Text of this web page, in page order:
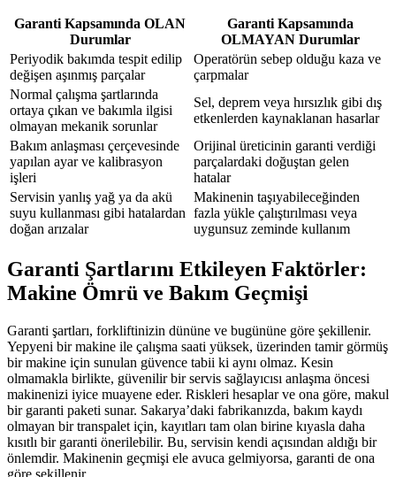
Garanti Kapsamında OLAN
Durumlar
Garanti Kapsamında
OLMAYAN Durumlar
Periyodik bakımda tespit edilip
değişen aşınmış parçalar
Operatörün sebep olduğu kaza ve
çarpmalar
Normal çalışma şartlarında
ortaya çıkan ve bakımla ilgisi
olmayan mekanik sorunlar
Sel, deprem veya hırsızlık gibi dış
etkenlerden kaynaklanan hasarlar
Bakım anlaşması çerçevesinde
yapılan ayar ve kalibrasyon
işleri
Orijinal üreticinin garanti verdiği
parçalardaki doğuştan gelen
hatalar
Servisin yanlış yağ ya da akü
suyu kullanması gibi hatalardan
doğan arızalar
Makinenin taşıyabileceğinden
fazla yükle çalıştırılması veya
uygunsuz zeminde kullanım
Garanti Şartlarını Etkileyen Faktörler:
Makine Ömrü ve Bakım Geçmişi
Garanti şartları, forkliftinizin dününe ve bugününe göre şekillenir.
Yepyeni bir makine ile çalışma saati yüksek, üzerinden tamir görmüş
bir makine için sunulan güvence tabii ki aynı olmaz. Kesin
olmamakla birlikte, güvenilir bir servis sağlayıcısı anlaşma öncesi
makinenizi iyice muayene eder. Riskleri hesaplar ve ona göre, makul
bir garanti paketi sunar. Sakarya’daki fabrikanızda, bakım kaydı
olmayan bir transpalet için, kayıtları tam olan birine kıyasla daha
kısıtlı bir garanti önerilebilir. Bu, servisin kendi açısından aldığı bir
önlemdir. Makinenin geçmişi ele avuca gelmiyorsa, garanti de ona
göre şekillenir.